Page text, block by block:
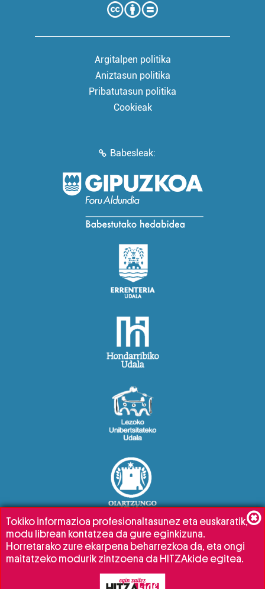
Argitalpen politika
Aniztasun politika
Pribatutasun politika
Cookieak
Babesleak:
Tokiko informazioa profesionaltasunez eta euskaratik,
modu librean kontatzea da gure eginkizuna.
Horretarako zure ekarpena beharrezkoa da, eta ongi
maitatzeko modurik zintzoena da HITZAkide egitea.